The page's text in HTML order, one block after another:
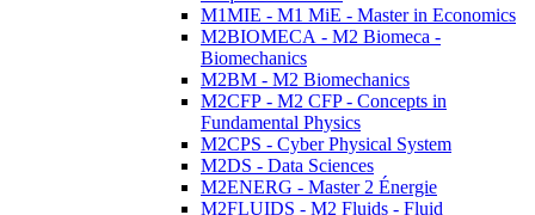
M1MIE - M1 MiE - Master in Economics
M2BIOMECA - M2 Biomeca -
Biomechanics
M2BM - M2 Biomechanics
M2CFP - M2 CFP - Concepts in
Fundamental Physics
M2CPS - Cyber Physical System
M2DS - Data Sciences
M2ENERG - Master 2 Énergie
M2FLUIDS - M2 Fluids - Fluid